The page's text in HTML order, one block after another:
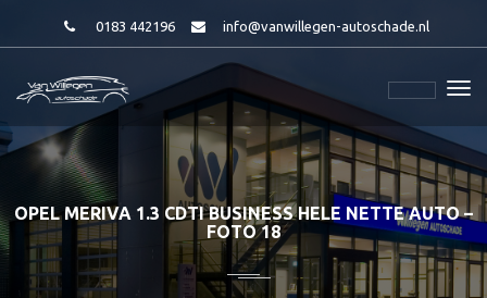
0183 442196 info@vanwillegen-autoschade.nl
OPEL MERIVA 1.3 CDTI BUSINESS HELE NETTE AUTO –
FOTO 18